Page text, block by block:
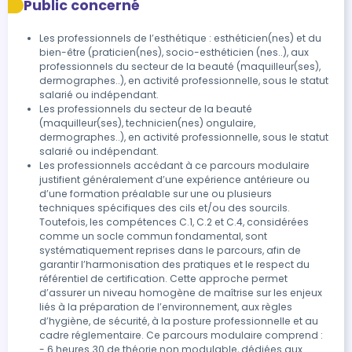
du protocole de rehaussement - Réalisation de la
brossage et structuration - Fixation des poils pour un
effet lifté et harmonieux Débriefing - Analyse
collective et retour d’expérience - Conseils
d’ajustement pour une prestation réussie
Sous-module 3B — Cils : rehaussement (classique et
Coréen) + coloration Durée : 7 h – Modulable Contenus
et Moyens pédagogiques : - Anatomie des cils -
Maladies occulaires et contres indications - Les
produits, les outils et le matériel (pads, patch, pic à cils,
peigne Y…) - La phase de préparation du regard, des
cils (shampoing, primer..) - La zone à sécuriser (cils
inférieurs) - Le protocole de soins esthétiques du
rehaussement des cils classique et Coréen (pose,
temps de pose et retrait des produits artificiels) - Le
protocole de soins esthétiques de la coloration des cils
(colorimétrie, préparation de la couleur, application de
la couleur..) 1) Phase préparatoire à la prestation -
Agencement méthodique du poste (outils, produits,
consommables) - Ergonomie du poste et sécurité
modifier esthétiquement les cils et les sourcils visant
rehaussement de cils, une coloration des cils, une
restructuration des sourcils suivi d’une épilation au fil
et d’une coloration au hénné végétal. - Suivi et
fidélisation de la clientèle. On envoie les photos au Pôle
Formation pour finaliser l’épreuve.
Remise d’une attestation de réalisation de formation.
Public concerné
Les professionnels de l’esthétique : esthéticien(nes) et du
bien-être (praticien(nes), socio-esthéticien (nes..), aux
professionnels du secteur de la beauté (maquilleur(ses),
dermographes..), en activité professionnelle, sous le statut
salarié ou indépendant.
Les professionnels du secteur de la beauté
(maquilleur(ses), technicien(nes) ongulaire,
dermographes..), en activité professionnelle, sous le statut
salarié ou indépendant.
Les professionnels accédant à ce parcours modulaire
justifient généralement d’une expérience antérieure ou
d’une formation préalable sur une ou plusieurs
techniques spécifiques des cils et/ou des sourcils.
Toutefois, les compétences C.1, C.2 et C.4, considérées
comme un socle commun fondamental, sont
systématiquement reprises dans le parcours, afin de
garantir l’harmonisation des pratiques et le respect du
référentiel de certification. Cette approche permet
d’assurer un niveau homogène de maîtrise sur les enjeux
liés à la préparation de l’environnement, aux règles
d’hygiène, de sécurité, à la posture professionnelle et au
cadre réglementaire. Ce parcours modulaire comprend :
- 6 heures 30 de théorie non modulable, dédiées aux